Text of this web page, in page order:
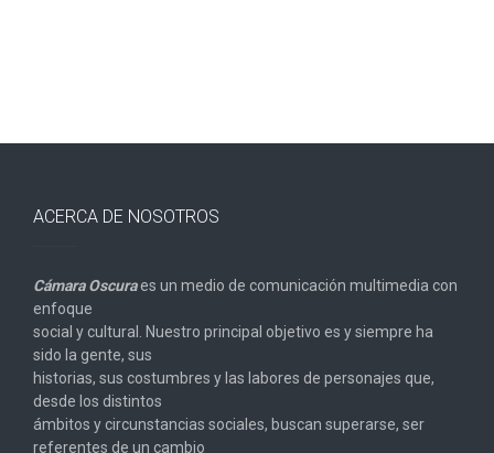
ACERCA DE NOSOTROS
Cámara Oscuraes un medio de comunicación multimedia con
enfoque
social y cultural. Nuestro principal objetivo es y siempre ha
sido la gente, sus
historias, sus costumbres y las labores de personajes que,
desde los distintos
ámbitos y circunstancias sociales, buscan superarse, ser
referentes de un cambio